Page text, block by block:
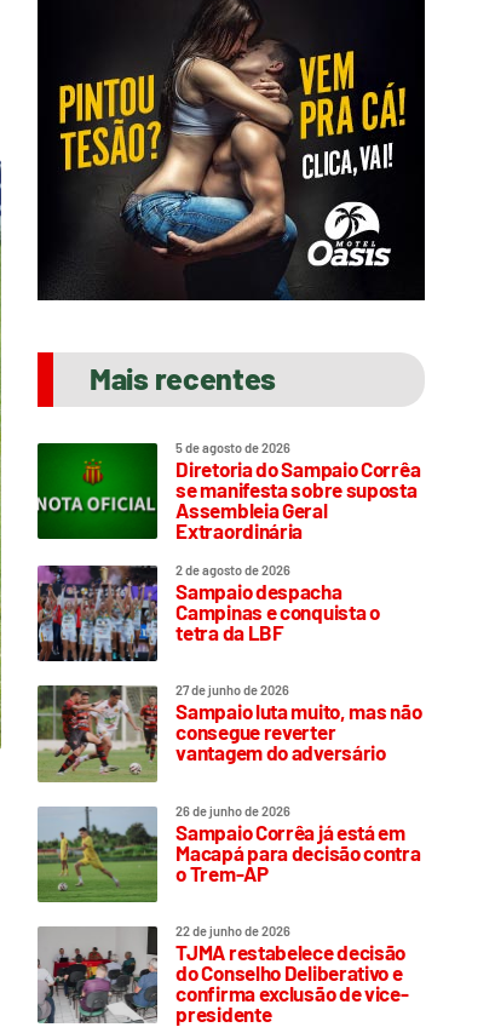
Mais recentes
5 de agosto de 2026
Diretoria do Sampaio Corrêa
se manifesta sobre suposta
Assembleia Geral
Extraordinária
2 de agosto de 2026
Sampaio despacha
Campinas e conquista o
tetra da LBF
27 de junho de 2026
Sampaio luta muito, mas não
consegue reverter
vantagem do adversário
26 de junho de 2026
Sampaio Corrêa já está em
Macapá para decisão contra
o Trem-AP
22 de junho de 2026
TJMA restabelece decisão
do Conselho Deliberativo e
confirma exclusão de vice-
presidente